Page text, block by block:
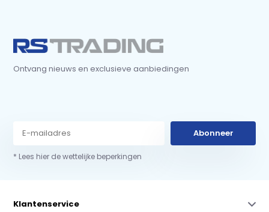
Ontvang nieuws en exclusieve aanbiedingen
Abonneer
* Lees hier de wettelijke beperkingen
Klantenservice